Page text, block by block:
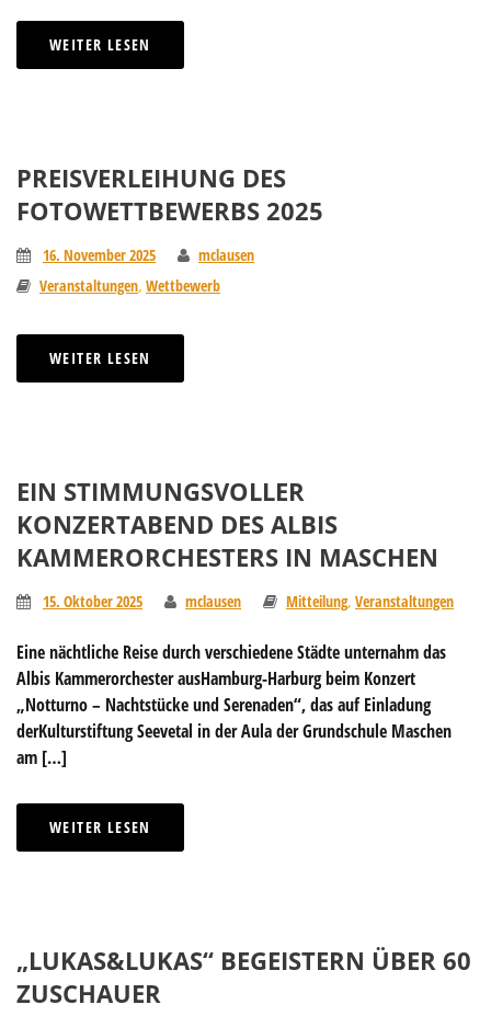
WEITER LESEN
PREISVERLEIHUNG DES
FOTOWETTBEWERBS 2025
16. November 2025
mclausen
Veranstaltungen, Wettbewerb
WEITER LESEN
EIN STIMMUNGSVOLLER
KONZERTABEND DES ALBIS
KAMMERORCHESTERS IN MASCHEN
15. Oktober 2025 mclausen Mitteilung, Veranstaltungen
Eine nächtliche Reise durch verschiedene Städte unternahm das
Albis Kammerorchester ausHamburg-Harburg beim Konzert
„Notturno – Nachtstücke und Serenaden“, das auf Einladung
derKulturstiftung Seevetal in der Aula der Grundschule Maschen
am […]
WEITER LESEN
„LUKAS&LUKAS“ BEGEISTERN ÜBER 60
ZUSCHAUER